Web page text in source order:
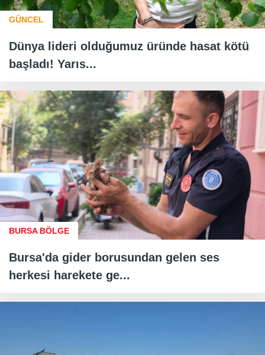
GÜNCEL
Dünya lideri olduğumuz üründe hasat kötü
başladı! Yarıs...
BURSA BÖLGE
Bursa'da gider borusundan gelen ses
herkesi harekete ge...